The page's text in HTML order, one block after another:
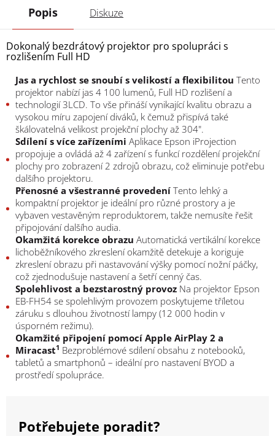
Popis Diskuze
Dokonalý bezdrátový projektor pro spolupráci s
rozlišením Full HD
Jas a rychlost se snoubí s velikostí a flexibilitou Tento
projektor nabízí jas 4 100 lumenů, Full HD rozlišení a
technologií 3LCD. To vše přináší vynikající kvalitu obrazu a
vysokou míru zapojení diváků, k čemuž přispívá také
škálovatelná velikost projekční plochy až 304".
Sdílení s více zařízeními Aplikace Epson iProjection
propojuje a ovládá až 4 zařízení s funkcí rozdělení projekční
plochy pro zobrazení 2 zdrojů obrazu, což eliminuje potřebu
dalšího projektoru.
Přenosné a všestranné provedení Tento lehký a
kompaktní projektor je ideální pro různé prostory a je
vybaven vestavěným reproduktorem, takže nemusíte řešit
připojování dalšího audia.
Okamžitá korekce obrazu Automatická vertikální korekce
lichoběžníkového zkreslení okamžitě detekuje a koriguje
zkreslení obrazu při nastavování výšky pomocí nožní páčky,
což zjednodušuje nastavení a šetří cenný čas.
Spolehlivost a bezstarostný provoz Na projektor Epson
EB-FH54 se spolehlivým provozem poskytujeme tříletou
záruku s dlouhou životností lampy (12 000 hodin v
úsporném režimu).
Okamžité připojení pomocí Apple AirPlay 2 a
Miracast1 Bezproblémové sdílení obsahu z notebooků,
tabletů a smartphonů – ideální pro nastavení BYOD a
prostředí spolupráce.
Potřebujete poradit?